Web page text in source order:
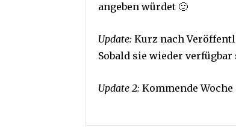
angeben würdet 🙂
Update: Kurz nach
Sobald sie wieder
Update 2: Kommende